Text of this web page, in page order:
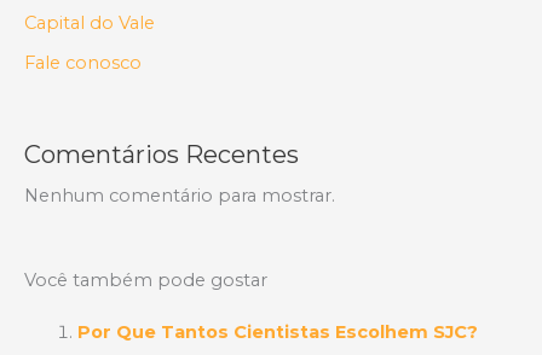
Capital do Vale
Fale conosco
Comentários Recentes
Nenhum comentário para mostrar.
Você também pode gostar
Por Que Tantos Cientistas Escolhem SJC?